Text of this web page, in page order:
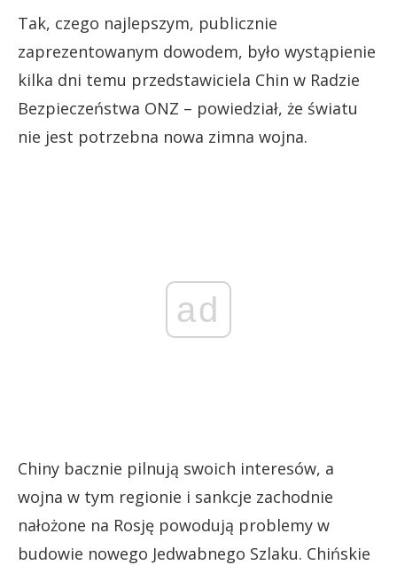
Tak, czego najlepszym, publicznie
zaprezentowanym dowodem, było wystąpienie
kilka dni temu przedstawiciela Chin w Radzie
Bezpieczeństwa ONZ – powiedział, że światu
nie jest potrzebna nowa zimna wojna.
ad
Chiny bacznie pilnują swoich interesów, a
wojna w tym regionie i sankcje zachodnie
nałożone na Rosję powodują problemy w
budowie nowego Jedwabnego Szlaku. Chińskie